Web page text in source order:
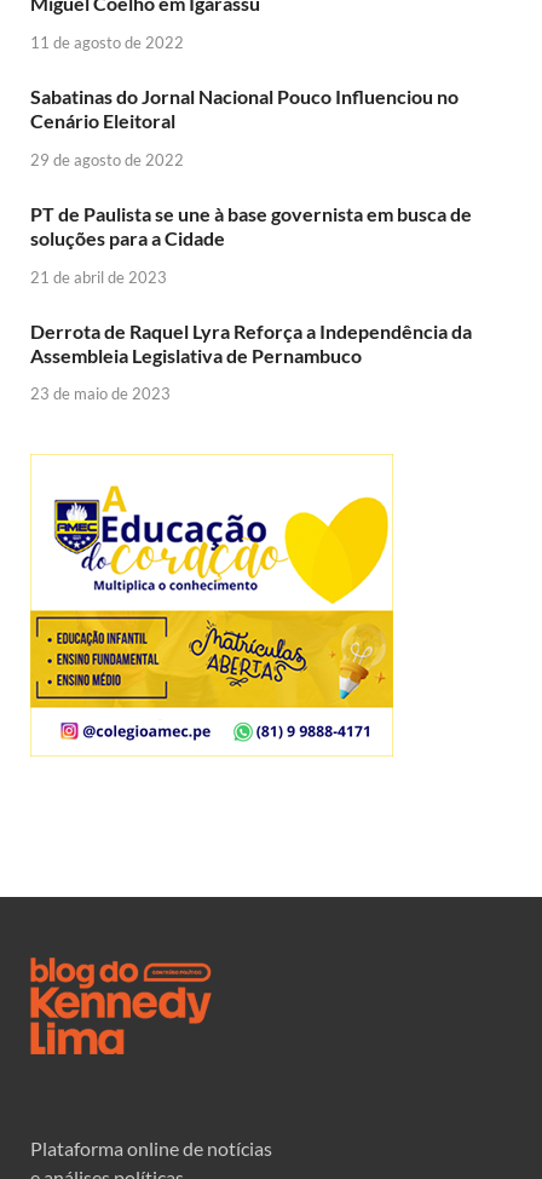
11 de agosto de 2022
Sabatinas do Jornal Nacional Pouco Influenciou no
Cenário Eleitoral
29 de agosto de 2022
PT de Paulista se une à base governista em busca de
soluções para a Cidade
21 de abril de 2023
Derrota de Raquel Lyra Reforça a Independência da
Assembleia Legislativa de Pernambuco
23 de maio de 2023
Plataforma online de notícias